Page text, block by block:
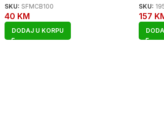
SKU: SFMCB100
40 KM
DODAJ U KORPU
SKU:
157